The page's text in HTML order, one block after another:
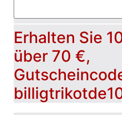
Erhalten Sie
über 70 €,